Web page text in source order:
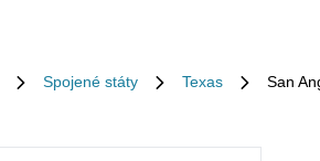
Spojené státy Texas San